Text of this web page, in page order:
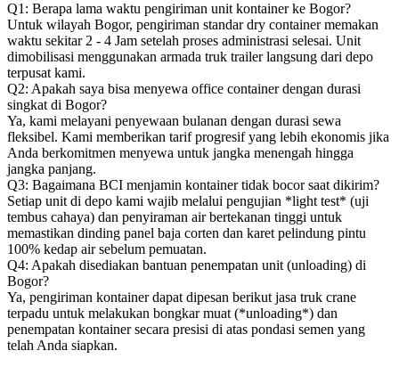
Q1: Berapa lama waktu pengiriman unit kontainer ke Bogor?
Untuk wilayah Bogor, pengiriman standar dry container memakan
waktu sekitar 2 - 4 Jam setelah proses administrasi selesai. Unit
dimobilisasi menggunakan armada truk trailer langsung dari depo
terpusat kami.
Q2: Apakah saya bisa menyewa office container dengan durasi
singkat di Bogor?
Ya, kami melayani penyewaan bulanan dengan durasi sewa
fleksibel. Kami memberikan tarif progresif yang lebih ekonomis jika
Anda berkomitmen menyewa untuk jangka menengah hingga
jangka panjang.
Q3: Bagaimana BCI menjamin kontainer tidak bocor saat dikirim?
Setiap unit di depo kami wajib melalui pengujian *light test* (uji
tembus cahaya) dan penyiraman air bertekanan tinggi untuk
memastikan dinding panel baja corten dan karet pelindung pintu
100% kedap air sebelum pemuatan.
Q4: Apakah disediakan bantuan penempatan unit (unloading) di
Bogor?
Ya, pengiriman kontainer dapat dipesan berikut jasa truk crane
terpadu untuk melakukan bongkar muat (*unloading*) dan
penempatan kontainer secara presisi di atas pondasi semen yang
telah Anda siapkan.